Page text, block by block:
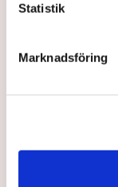
Statistik
Marknadsföring
den